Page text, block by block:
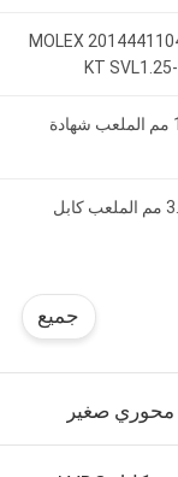
MOLEX
UL E29179 874390501 موليكس كابل تجميع 1.5 مم الملعب شهادة
موليكس 0679260011 كابل الطاقة ساتا أنثى 3.81 مم الملعب كابل
جميع
محوري صغير